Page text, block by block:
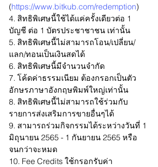
(https://www.bitkub.com/redemption)
4. สิทธิพิเศษนี้ใช้ได้แค่ครั้งเดียวต่อ 1
บัญชี ต่อ 1 บัตรประชาชาชน เท่านั้น
5. สิทธิพิเศษนี้ไม่สามารถโอน/เปลี่ยน/
แลก/ทอนเป็นเงินสดได้
6. สิทธิพิเศษนี้มีจำนวนจำกัด
7. โค้ดค่าธรรมเนียม ต้องกรอกเป็นตัว
อักษรภาษาอังกฤษพิมพ์ใหญ่เท่านั้น
8. สิทธิพิเศษนี้ไม่สามารถใช้ร่วมกับ
รายการส่งเสริมการขายอื่นๆได้
9. สามารถร่วมกิจกรรมได้ระหว่างวันที่ 1
มิถุนายน 2565 - 1 กันยายน 2565 หรือ
จนกว่าจะหมด
10. Fee Credits ใช้กรอกรับค่า